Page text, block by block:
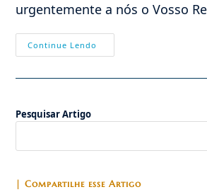
urgentemente a nós o Vosso
Continue Lendo
Entre
Ações
Sobre
De
A
Pesquisar Artigo
| Compartilhe esse Artigo